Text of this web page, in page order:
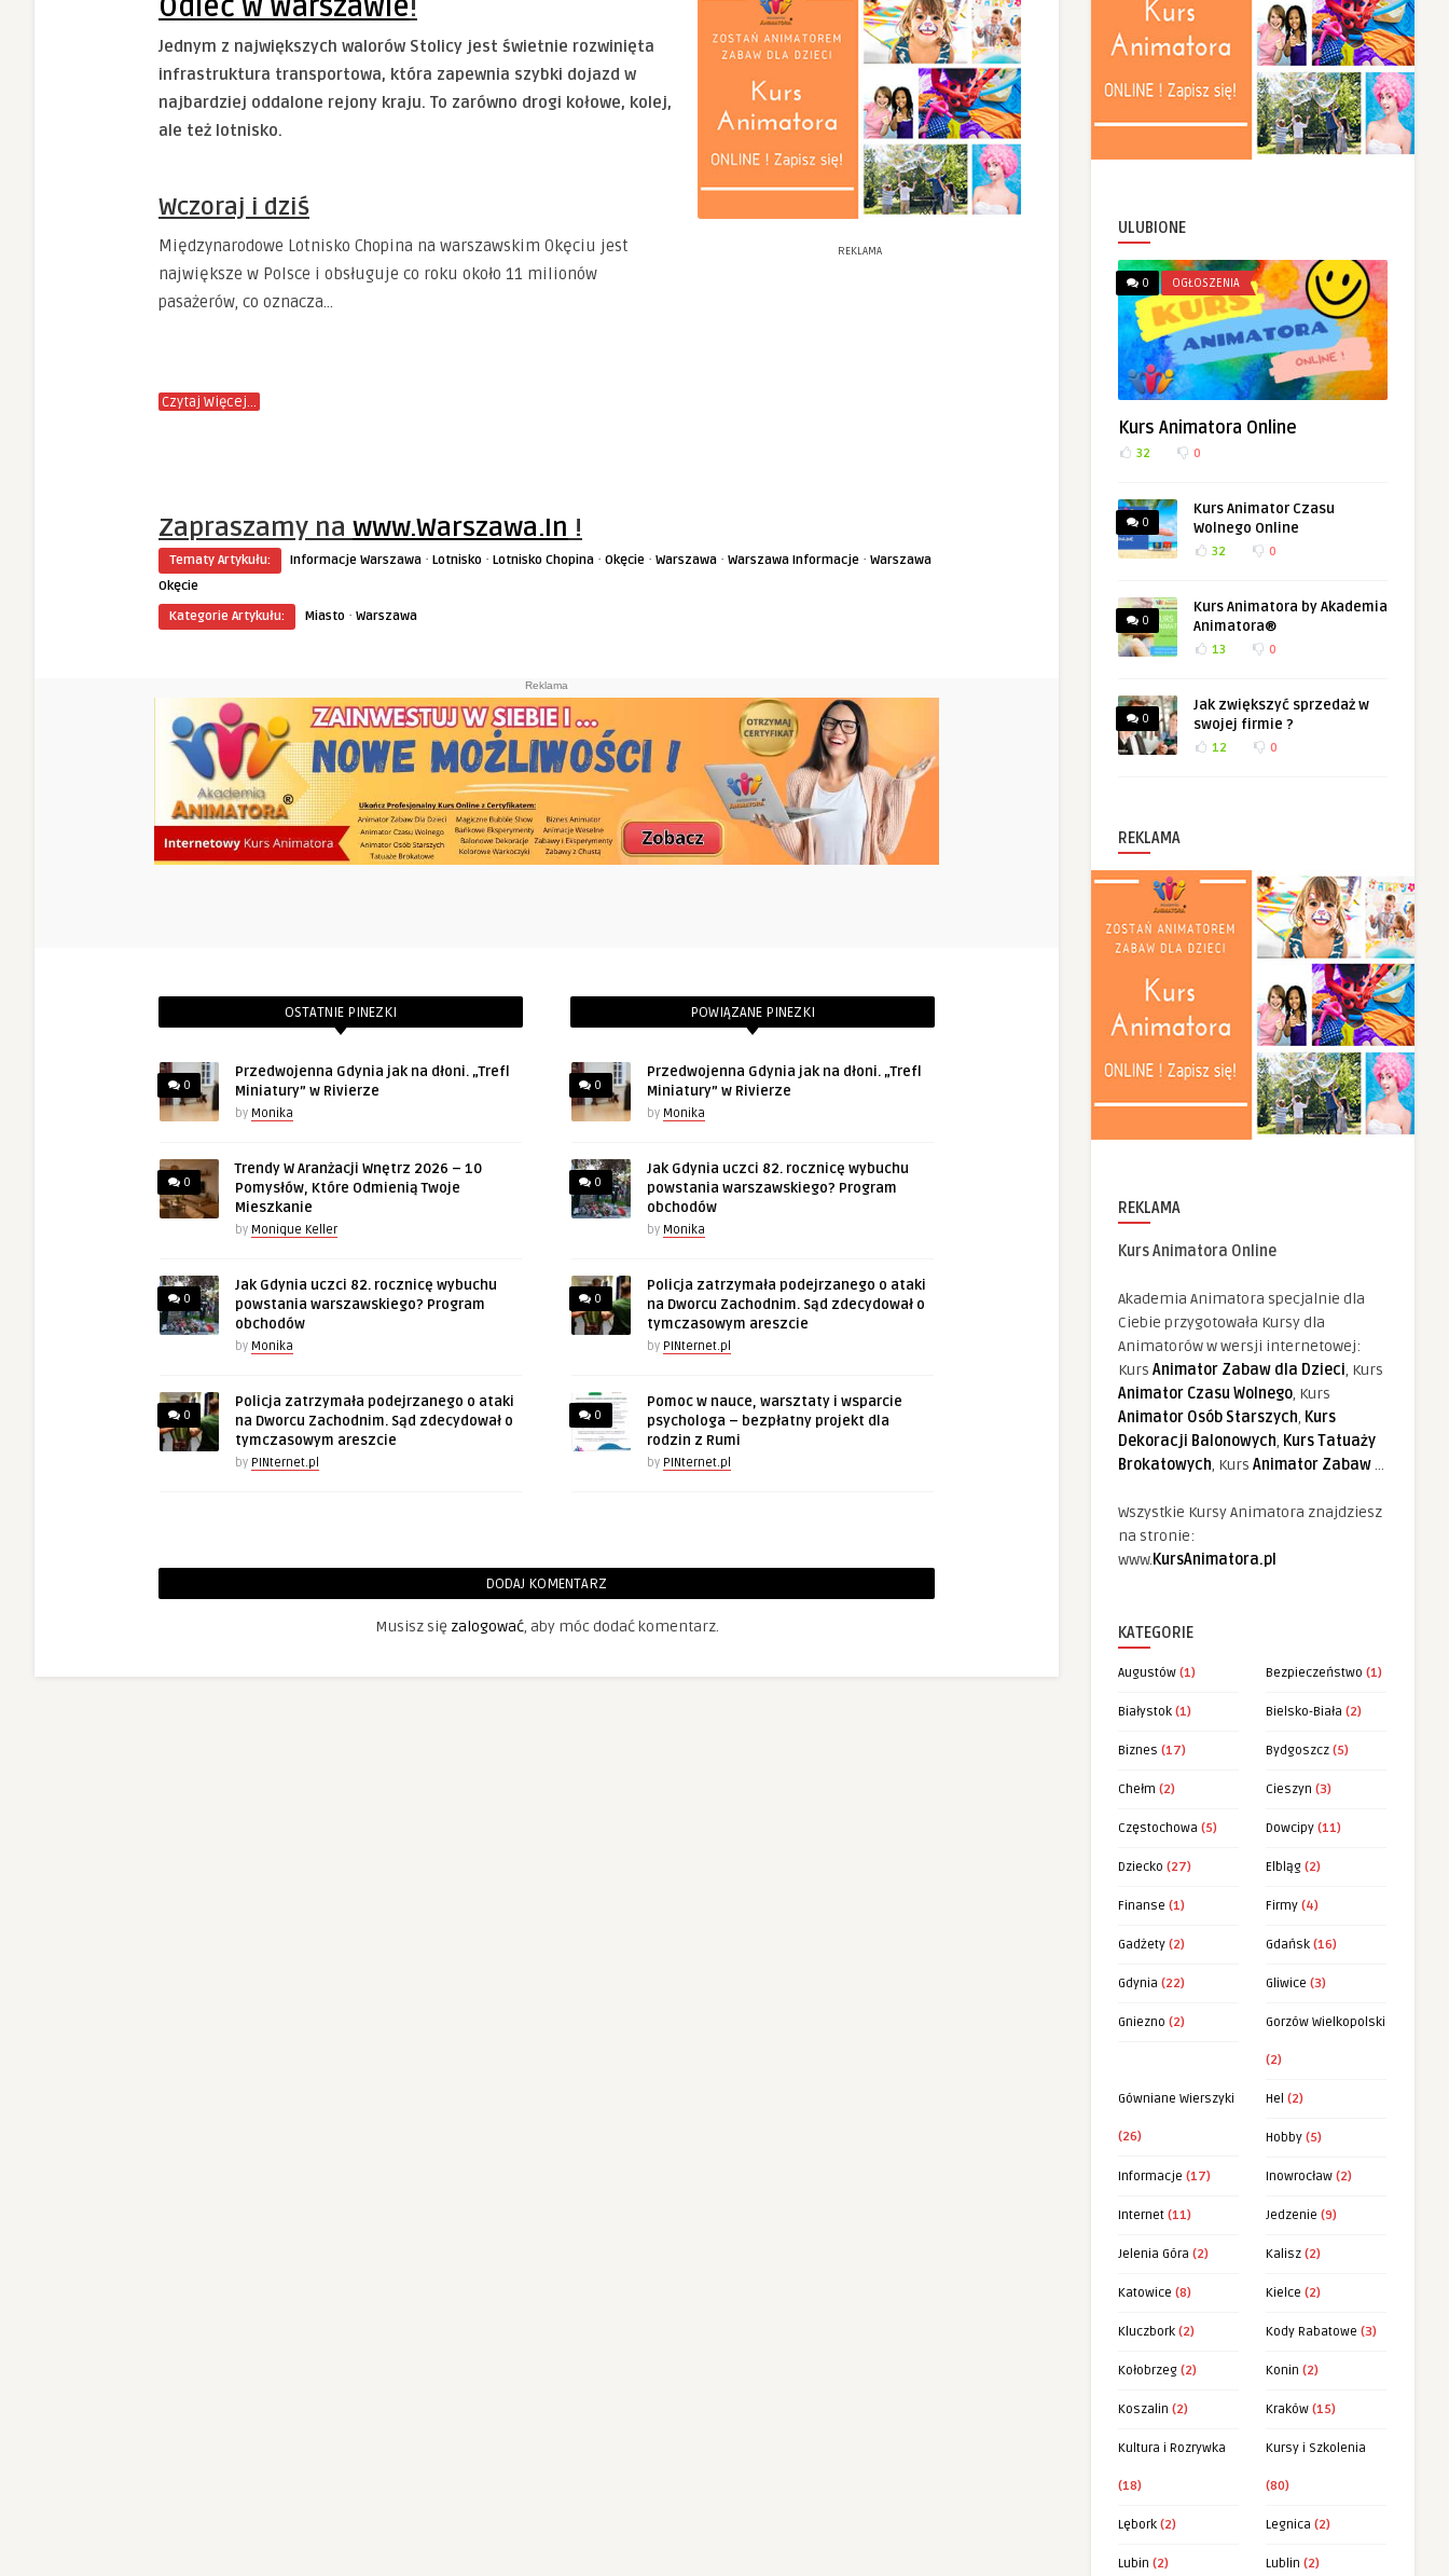
REKLAMA
Odleć w Warszawie!
Jednym z największych walorów Stolicy jest świetnie rozwinięta
infrastruktura transportowa, która zapewnia szybki dojazd w
najbardziej oddalone rejony kraju. To zarówno drogi kołowe, kolej,
ale też lotnisko.
Wczoraj i dziś
Międzynarodowe Lotnisko Chopina na warszawskim Okęciu jest
największe w Polsce i obsługuje co roku około 11 milionów
pasażerów, co oznacza…
Czytaj Więcej…
Zapraszamy na www.Warszawa.In !
Tematy Artykułu: Informacje Warszawa · Lotnisko · Lotnisko Chopina · Okęcie · Warszawa · Warszawa Informacje · Warszawa
Okęcie
Kategorie Artykułu:
Miasto · Warszawa
Reklama
OSTATNIE PINEZKI
0
Przedwojenna Gdynia jak na dłoni. „Trefl
Miniatury” w Rivierze
by Monika
0
Trendy W Aranżacji Wnętrz 2026 – 10
Pomysłów, Które Odmienią Twoje
Mieszkanie
by Monique Keller
0
Jak Gdynia uczci 82. rocznicę wybuchu
powstania warszawskiego? Program
obchodów
by Monika
0
Policja zatrzymała podejrzanego o ataki
na Dworcu Zachodnim. Sąd zdecydował o
tymczasowym areszcie
by PINternet.pl
POWIĄZANE PINEZKI
0
Przedwojenna Gdynia jak na dłoni. „Trefl
Miniatury” w Rivierze
by Monika
0
Jak Gdynia uczci 82. rocznicę wybuchu
powstania warszawskiego? Program
obchodów
by Monika
0
Policja zatrzymała podejrzanego o ataki
na Dworcu Zachodnim. Sąd zdecydował o
tymczasowym areszcie
by PINternet.pl
0
Pomoc w nauce, warsztaty i wsparcie
psychologa – bezpłatny projekt dla
rodzin z Rumi
by PINternet.pl
DODAJ KOMENTARZ
Musisz się zalogować, aby móc dodać komentarz.
ULUBIONE
0 OGŁOSZENIA
Kurs Animatora Online
32 0
0
Kurs Animator Czasu
Wolnego Online
32 0
0
Kurs Animatora by Akademia
Animatora®
13 0
0
Jak zwiększyć sprzedaż w
swojej firmie ?
12 0
REKLAMA
REKLAMA
Kurs Animatora Online
Akademia Animatora specjalnie dla
Ciebie przygotowała Kursy dla
Animatorów w wersji internetowej:
Kurs Animator Zabaw dla Dzieci, Kurs
Animator Czasu Wolnego, Kurs
Animator Osób Starszych, Kurs
Dekoracji Balonowych, Kurs Tatuaży
Brokatowych, Kurs Animator Zabaw...
Wszystkie Kursy Animatora znajdziesz
na stronie:
www.KursAnimatora.pl
KATEGORIE
Augustów (1) Bezpieczeństwo (1)
Białystok (1) Bielsko-Biała (2)
Biznes (17) Bydgoszcz (5)
Chełm (2) Cieszyn (3)
Częstochowa (5) Dowcipy (11)
Dziecko (27) Elbląg (2)
Finanse (1) Firmy (4)
Gadżety (2) Gdańsk (16)
Gdynia (22) Gliwice (3)
Gniezno (2) Gorzów Wielkopolski
(2)
Gówniane Wierszyki
(26)
Hel (2)
Hobby (5)
Informacje (17) Inowrocław (2)
Internet (11) Jedzenie (9)
Jelenia Góra (2) Kalisz (2)
Katowice (8) Kielce (2)
Kluczbork (2) Kody Rabatowe (3)
Kołobrzeg (2) Konin (2)
Koszalin (2) Kraków (15)
Kultura i Rozrywka
(18)
Kursy i Szkolenia
(80)
Lębork (2) Legnica (2)
Lubin (2) Lublin (2)